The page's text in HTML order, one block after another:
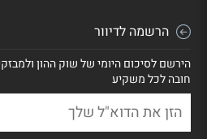
הרשמה לדיוור
הירשם לסיכום היומי של שוק ההון
חובה לכל משקיע